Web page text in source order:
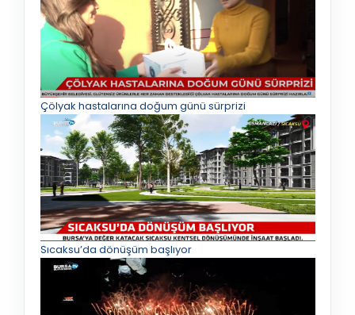
Çölyak hastalarına doğum günü sürprizi
Sıcaksu’da dönüşüm başlıyor